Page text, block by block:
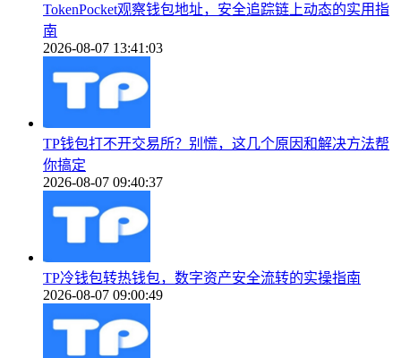
TokenPocket观察钱包地址，安全追踪链上动态的实用指
南
2026-08-07 13:41:03
TP钱包打不开交易所？别慌，这几个原因和解决方法帮
你搞定
2026-08-07 09:40:37
TP冷钱包转热钱包，数字资产安全流转的实操指南
2026-08-07 09:00:49